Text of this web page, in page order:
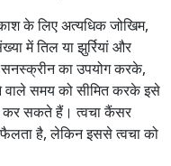
के लिए अत्यधिक जोखिम,
में तिल या झुर्रियां और
सनस्क्रीन का उपयोग करके,
समय को सीमित करके इसे
कर सकते हैं। त्वचा कैंसर
है, लेकिन इससे त्वचा को